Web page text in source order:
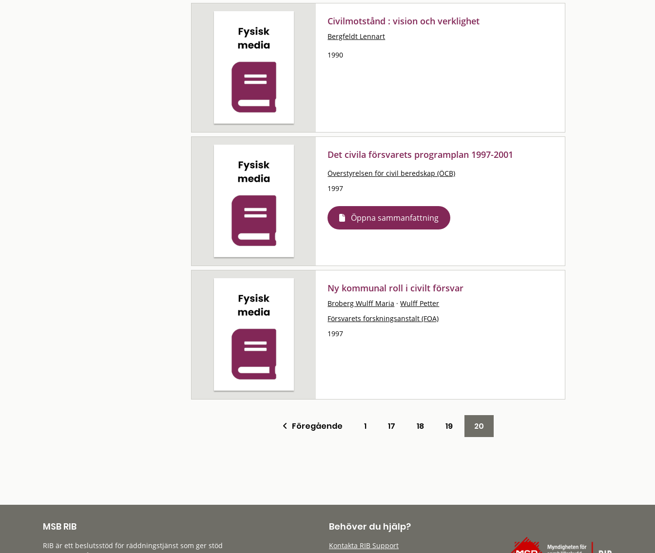
Civilmotstånd : vision och verklighet
Bergfeldt Lennart
1990
Det civila försvarets programplan 1997-2001
Överstyrelsen för civil beredskap (ÖCB)
1997
Öppna sammanfattning
Ny kommunal roll i civilt försvar
Broberg Wulff Maria · Wulff Petter
Försvarets forskningsanstalt (FOA)
1997
Föregående 1 17 18 19 20
MSB RIB
RIB är ett beslutsstöd för räddningstjänst som ger stöd
Behöver du hjälp?
Kontakta RIB Support